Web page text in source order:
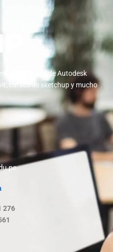
cursos de Autodesk
cursos de sketchup y mucho
276